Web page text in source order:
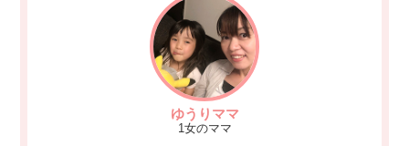
ゆうりママ
1女のママ